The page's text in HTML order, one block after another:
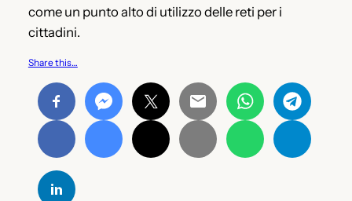
come un punto alto di utilizzo delle reti per i
cittadini.
Share this…